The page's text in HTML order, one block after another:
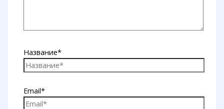
Название*
Email*